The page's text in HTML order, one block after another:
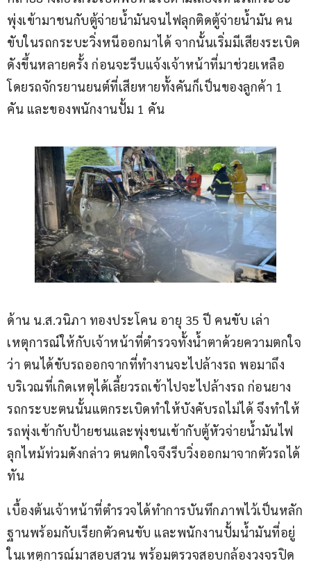
พุ่งเข้ามาชนกับตู้จ่ายน้ำมันจนไฟลุกติดตู้จ่ายน้ำมัน คน
ขับในรถกระบะวิ่งหนีออกมาได้ จากนั้นเริ่มมีเสียงระเบิด
ดังขึ้นหลายครั้ง ก่อนจะรีบแจ้งเจ้าหน้าที่มาช่วยเหลือ
โดยรถจักรยานยนต์ที่เสียหายทั้งคันก็เป็นของลูกค้า 1
คัน และของพนักงานปั้ม 1 คัน
ด้าน น.ส.วนิภา ทองประโคน อายุ 35 ปี คนขับ เล่า
เหตุการณ์ให้กับเจ้าหน้าที่ตำรวจทั้งน้ำตาด้วยความตกใจ
ว่า ตนได้ขับรถออกจากที่ทำงานจะไปล้างรถ พอมาถึง
บริเวณที่เกิดเหตุได้เลี้ยวรถเข้าไปจะไปล้างรถ ก่อนยาง
รถกระบะตนนั้นแตกระเบิดทำให้บังคับรถไม่ได้ จึงทำให้
รถพุ่งเข้ากับป้ายชนและพุ่งชนเข้ากับตู้หัวจ่ายน้ำมันไฟ
ลุกไหม้ท่วมดังกล่าว ตนตกใจจึงรีบวิ่งออกมาจากตัวรถได้
ทัน
เบื้องต้นเจ้าหน้าที่ตำรวจได้ทำการบันทึกภาพไว้เป็นหลัก
ฐานพร้อมกับเรียกตัวคนขับ และพนักงานปั้มน้ำมันที่อยู่
ในเหตุการณ์มาสอบสวน พร้อมตรวจสอบกล้องวงจรปิด